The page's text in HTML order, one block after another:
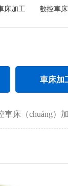
床加工 數控車
車床加
螺母車床
車床（chuáng）